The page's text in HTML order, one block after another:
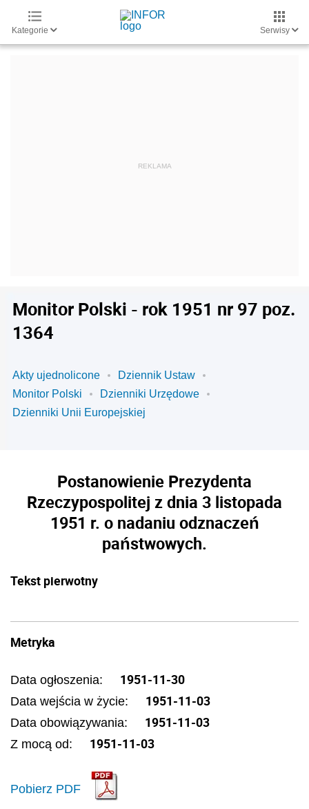
Kategorie Serwisy
Monitor Polski - rok 1951 nr 97 poz.
1364
Akty ujednolicone
Dziennik Ustaw
Monitor Polski
Dzienniki Urzędowe
Dzienniki Unii Europejskiej
Postanowienie Prezydenta
Rzeczypospolitej z dnia 3 listopada
1951 r. o nadaniu odznaczeń
państwowych.
Tekst pierwotny
Metryka
Data ogłoszenia: 1951-11-30
Data wejścia w życie: 1951-11-03
Data obowiązywania: 1951-11-03
Z mocą od: 1951-11-03
Pobierz PDF